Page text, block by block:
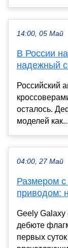
14:00, 05 Май
В России
надежный
Российский
осталось.
моделей как...
04:00, 27 Май
Размером
приводом:
Geely Galaxy
дебюте
первых